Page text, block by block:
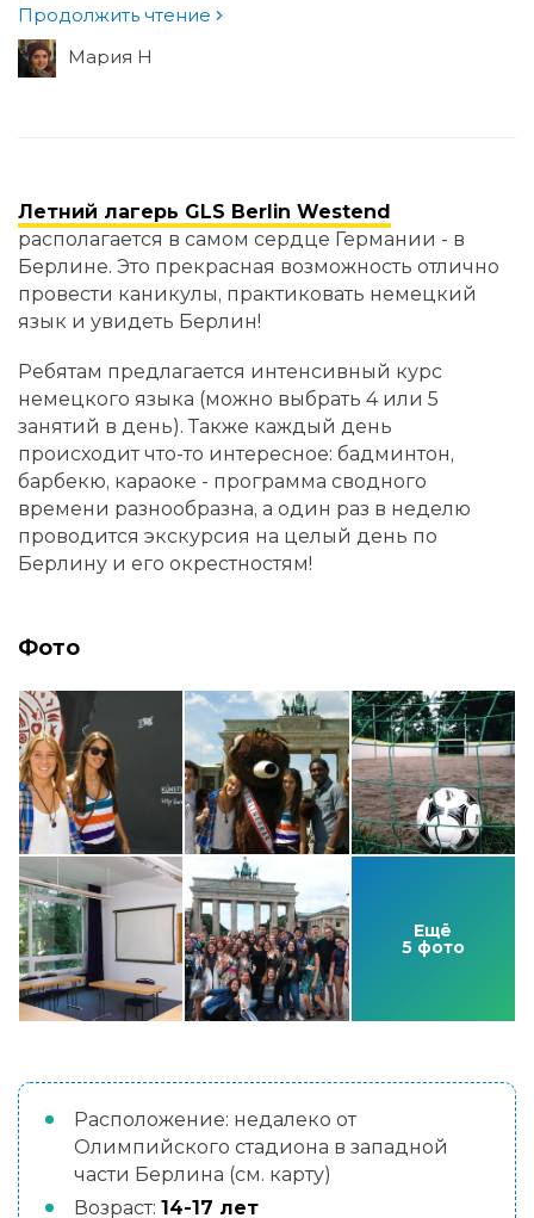
Продолжить чтение
Мария Н
Летний лагерь GLS Berlin Westend
располагается в самом сердце Германии - в
Берлине. Это прекрасная возможность отлично
провести каникулы, практиковать немецкий
язык и увидеть Берлин!
Ребятам предлагается интенсивный курс
немецкого языка (можно выбрать 4 или 5
занятий в день). Также каждый день
происходит что-то интересное: бадминтон,
барбекю, караоке - программа сводного
времени разнообразна, а один раз в неделю
проводится экскурсия на целый день по
Берлину и его окрестностям!
Фото
Ещё
5 фото
Расположение: недалеко от
Олимпийского стадиона в западной
части Берлина (см. карту)
Возраст: 14-17 лет